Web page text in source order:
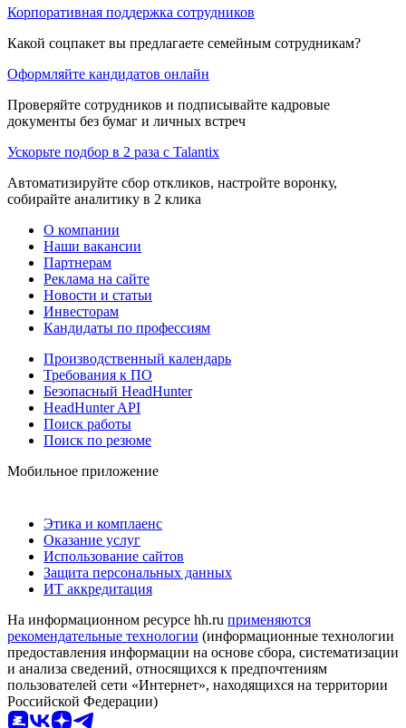
Корпоративная поддержка сотрудников
Какой соцпакет вы предлагаете семейным сотрудникам?
Оформляйте кандидатов онлайн
Проверяйте сотрудников и подписывайте кадровые
документы без бумаг и личных встреч
Ускорьте подбор в 2 раза с Talantix
Автоматизируйте сбор откликов, настройте воронку,
собирайте аналитику в 2 клика
О компании
Наши вакансии
Партнерам
Реклама на сайте
Новости и статьи
Инвесторам
Кандидаты по профессиям
Производственный календарь
Требования к ПО
Безопасный HeadHunter
HeadHunter API
Поиск работы
Поиск по резюме
Мобильное приложение
Этика и комплаенс
Оказание услуг
Использование сайтов
Защита персональных данных
ИТ аккредитация
На информационном ресурсе hh.ru применяются
рекомендательные технологии (информационные технологии
предоставления информации на основе сбора, систематизации
и анализа сведений, относящихся к предпочтениям
пользователей сети «Интернет», находящихся на территории
Российской Федерации)